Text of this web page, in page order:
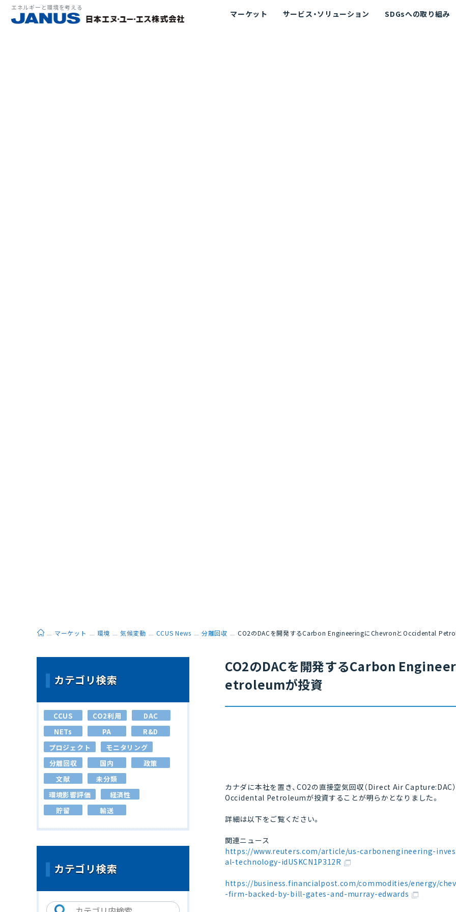
エネルギーと環境を考える
マーケット サービス・ソリューション SDGsへの取り組み
ホームマーケット 環境 気候変動 CCUS News 分離回収 CO2のDACを開発するCarbon EngineeringにChevronとOccidental
CO2のDACを開発するCarbon
etroleumが投資
カナダに本社を置き、CO2の直接空気回収（Direct Air
Occidental Petroleumが投資することが明らかとなりました。
詳細は以下をご覧ください。
関連ニュース
https://www.reuters.com/article/us-carbonengineering-
al-technology-idUSKCN1P312R
https://business.financialpost.com/commodities/energy/
-firm-backed-by-bill-gates-and-murray-edwards
カテゴリ検索
CCUS CO2利用
DAC
NETs
PA
R&D
プロジェクト
モニタリング
分離回収
国内
政策
文献
未分類
環境影響評価
経済性
貯留
輸送
カテゴリ検索